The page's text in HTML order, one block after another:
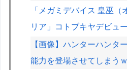
「メガミデバイス 皇巫
リア」コトブキヤデビュ
【画像】ハンターハンタ
能力を登場させてしまう